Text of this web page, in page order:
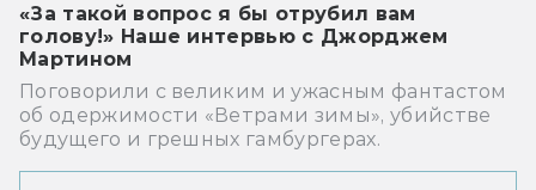
«За такой вопрос я бы отрубил вам
голову!» Наше интервью с Джорджем
Мартином
Поговорили с великим и ужасным фантастом
об одержимости «Ветрами зимы», убийстве
будущего и грешных гамбургерах.